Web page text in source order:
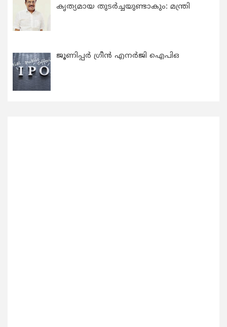
കൃത്യമായ തുടര്‍ച്ചയുണ്ടാകും: മന്ത്രി
ജൂണിപ്പർ ഗ്രീൻ എനർജി ഐപിഒ